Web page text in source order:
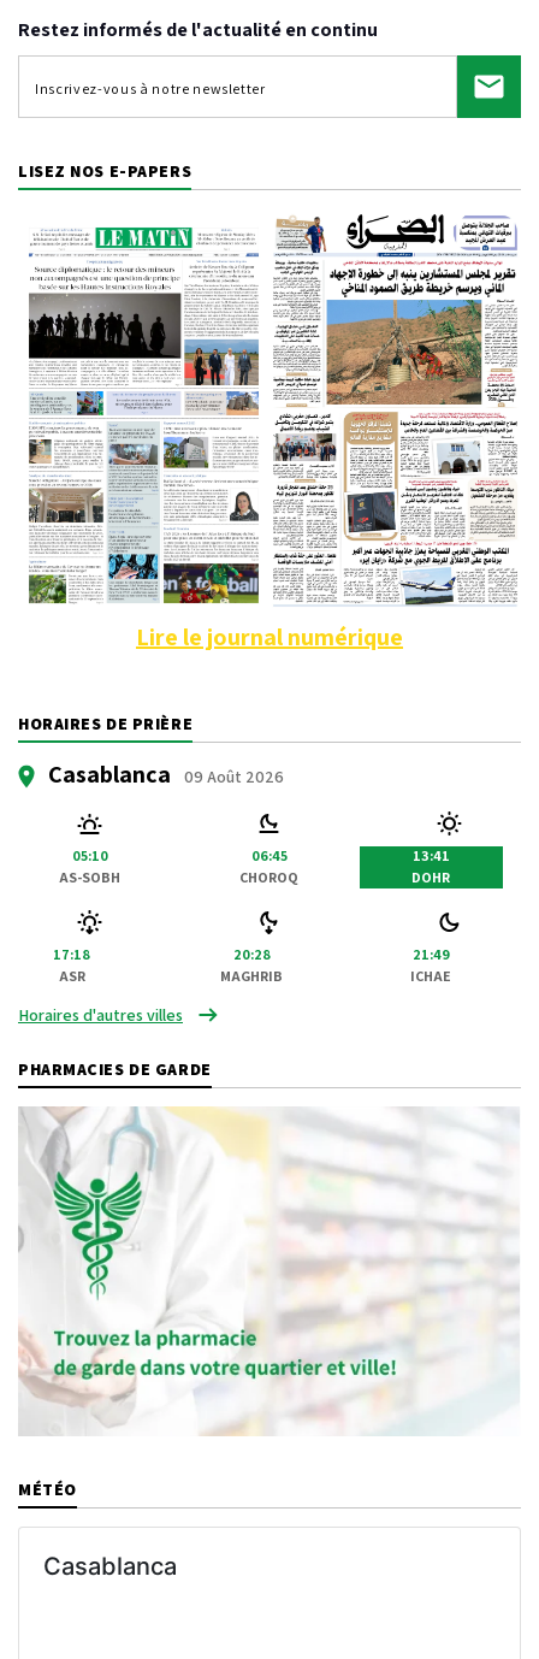
Restez informés de l'actualité en continu
LISEZ NOS E-PAPERS
Lire le journal numérique
HORAIRES DE PRIÈRE
Casablanca 09 Août 2026
05:10
AS-SOBH
06:45
CHOROQ
13:41
DOHR
17:18
ASR
20:28
MAGHRIB
21:49
ICHAE
Horaires d'autres villes
PHARMACIES DE GARDE
MÉTÉO
Casablanca